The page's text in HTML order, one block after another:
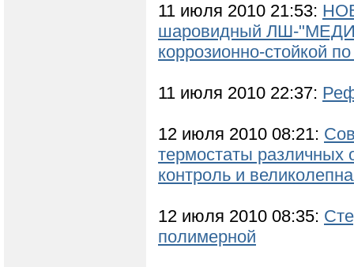
11 июля 2010 21:53:
шаровидный ЛШ-
коррозионно-стойкой
11 июля 2010 22:37:
12 июля 2010 08:21:
термостаты
контроль и
12 июля 2010 08:35:
полимерной